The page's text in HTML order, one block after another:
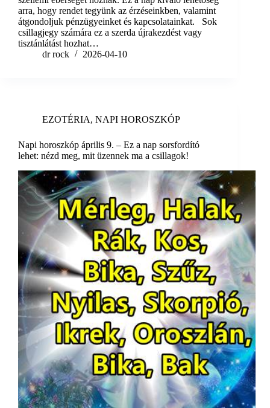
arra, hogy rendet tegyünk az érzéseinkben, valamint
átgondoljuk pénzügyeinket és kapcsolatainkat. Sok
csillagjegy számára ez a szerda újrakezdést vagy
tisztánlátást hozhat…
dr rock
2026-04-10
EZOTÉRIA, NAPI HOROSZKÓP
Napi horoszkóp április 9. – Ez a nap sorsfordító
lehet: nézd meg, mit üzennek ma a csillagok!